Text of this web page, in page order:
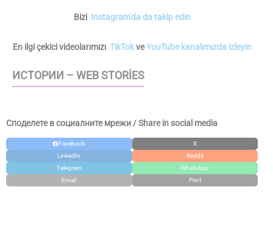
Bizi Instagram'da da takip edin
En ilgi çekici videolarımızı TikTokveYouTube kanalımızda izleyin
ИСТОРИИ – WEB STORIES
Споделете в социалните мрежи / Share in social media
Facebook
X
LinkedIn
Reddit
Telegram
WhatsApp
Email
Print